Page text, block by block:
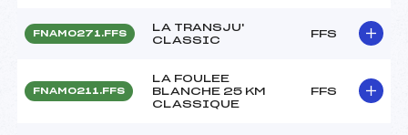
FNAM0271.FFS
LA TRANSJU'
CLASSIC
FFS
FNAM0211.FFS
LA FOULEE
BLANCHE 25 KM
CLASSIQUE
FFS